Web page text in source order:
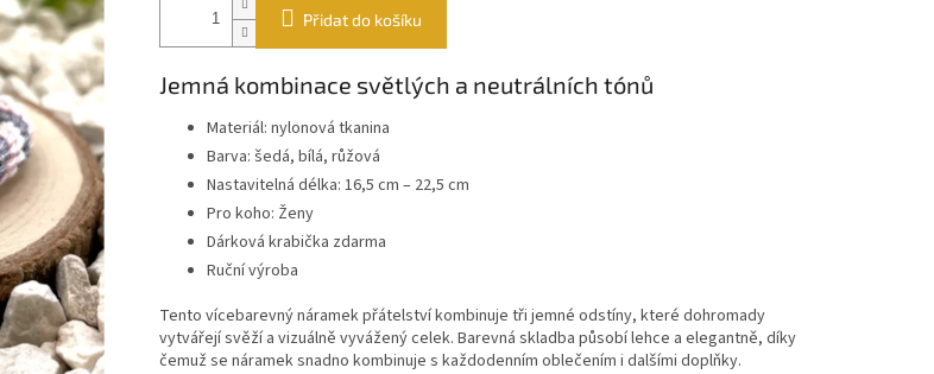
Přidat do košíku
Jemná kombinace světlých a neutrálních tónů
Materiál: nylonová tkanina
Barva: šedá, bílá, růžová
Nastavitelná délka: 16,5 cm – 22,5 cm
Pro koho: Ženy
Dárková krabička zdarma
Ruční výroba
Tento vícebarevný náramek přátelství kombinuje tři jemné odstíny, které dohromady
vytvářejí svěží a vizuálně vyvážený celek. Barevná skladba působí lehce a elegantně, díky
čemuž se náramek snadno kombinuje s každodenním oblečením i dalšími doplňky.